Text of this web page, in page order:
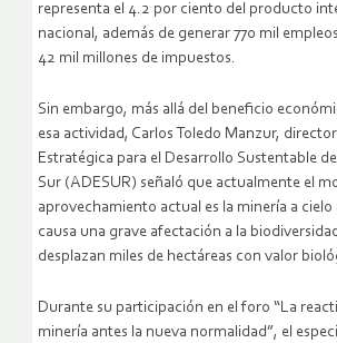
representa el 4.2 por ciento del producto
nacional, además de generar 770 mil
42 mil millones de impuestos.
Sin embargo, más allá del beneficio
esa actividad, Carlos Toledo Manzur,
Estratégica para el Desarrollo Sustentable
Sur (ADESUR) señaló que actualmente el
aprovechamiento actual es la minería a cielo
causa una grave afectación a la
desplazan miles de hectáreas con valor
Durante su participación en el foro “La
minería antes la nueva normalidad”, el